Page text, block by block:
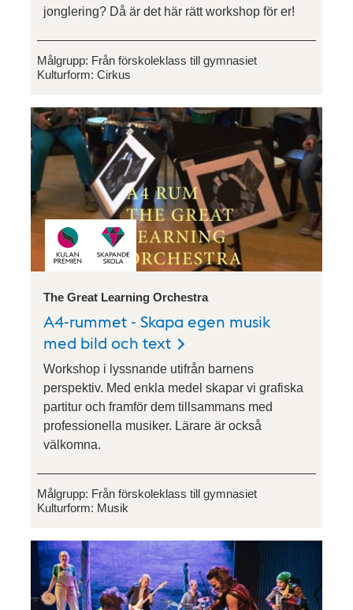
jonglering? Då är det här rätt workshop för er!
Målgrupp: Från förskoleklass till gymnasiet
Kulturform: Cirkus
The Great Learning Orchestra
A4-rummet - Skapa egen musik
med bild och text
Workshop i lyssnande utifrån barnens
perspektiv. Med enkla medel skapar vi grafiska
partitur och framför dem tillsammans med
professionella musiker. Lärare är också
välkomna.
Målgrupp: Från förskoleklass till gymnasiet
Kulturform: Musik